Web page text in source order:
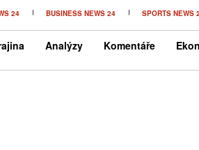
24 BUSINESS NEWS 24 SPORTS NEWS
Analýzy Komentáře